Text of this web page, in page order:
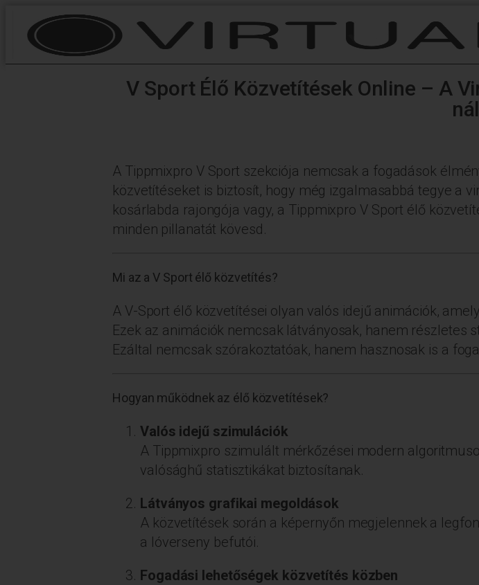
V Sport Élő Közvetítések Online – A
nál
A Tippmixpro V Sport szekciója nemcsak a fogadások
közvetítéseket is biztosít, hogy még izgalmasabbá tegye a
kosárlabda rajongója vagy, a Tippmixpro V Sport élő
minden pillanatát kövesd.
Mi az a V Sport élő közvetítés?
A V-Sport élő közvetítései olyan valós idejű animációk,
Ezek az animációk nemcsak látványosak, hanem részletes
Ezáltal nemcsak szórakoztatóak, hanem hasznosak is a
Hogyan működnek az élő közvetítések?
Valós idejű szimulációk
A Tippmixpro szimulált mérkőzései modern
valósághű statisztikákat biztosítanak.
Látványos grafikai megoldások
A közvetítések során a képernyőn megjelennek a
a lóverseny befutói.
Fogadási lehetőségek közvetítés közben